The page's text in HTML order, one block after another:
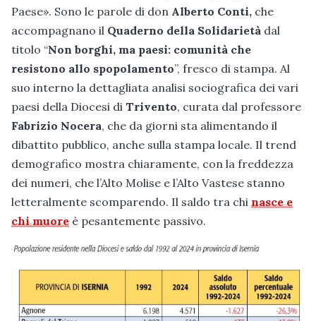
Paese». Sono le parole di don Alberto Conti, che
accompagnano il Quaderno della Solidarietà dal
titolo “Non borghi, ma paesi: comunità che
resistono allo spopolamento”, fresco di stampa. Al
suo interno la dettagliata analisi sociografica dei vari
paesi della Diocesi di Trivento, curata dal professore
Fabrizio Nocera, che da giorni sta alimentando il
dibattito pubblico, anche sulla stampa locale. Il trend
demografico mostra chiaramente, con la freddezza
dei numeri, che l’Alto Molise e l’Alto Vastese stanno
letteralmente scomparendo. Il saldo tra chi nasce e
chi muore è pesantemente passivo.